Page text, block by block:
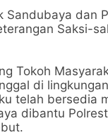
Sandubaya dan
Saksi-
Tokoh
di
telah bersedia
dibantu